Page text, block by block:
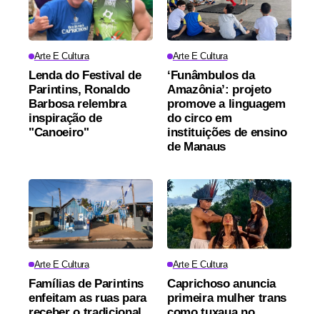
Arte E Cultura
Lenda do Festival de
Parintins, Ronaldo
Barbosa relembra
inspiração de
"Canoeiro"
Arte E Cultura
‘Funâmbulos da
Amazônia’: projeto
promove a linguagem
do circo em
instituições de ensino
de Manaus
Arte E Cultura
Famílias de Parintins
enfeitam as ruas para
Arte E Cultura
Caprichoso anuncia
primeira mulher trans